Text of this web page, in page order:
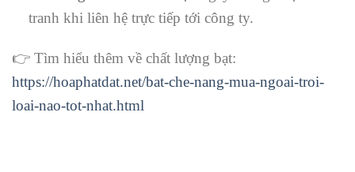
tranh khi liên hệ trực tiếp tới công ty.
👉 Tìm hiểu thêm về chất lượng bạt:
https://hoaphatdat.net/bat-che-nang-mua-ngoai-troi-
loai-nao-tot-nhat.html